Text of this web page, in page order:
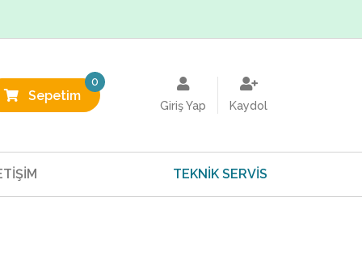
0
Sepetim
Giriş Yap Kaydol
TEKNİK SERVİS